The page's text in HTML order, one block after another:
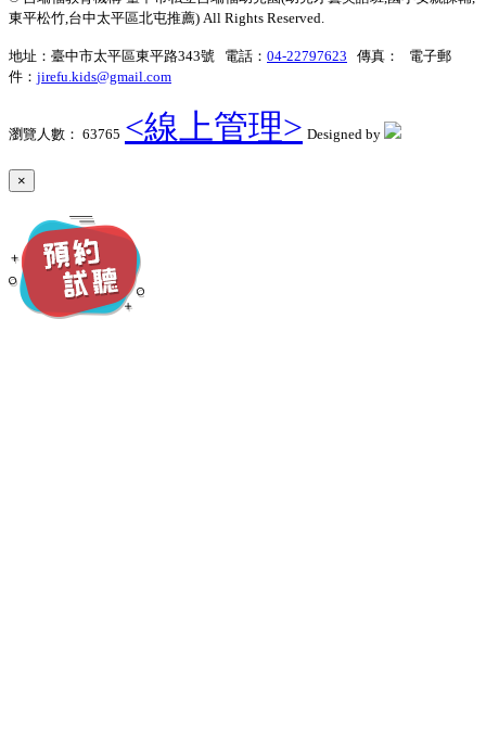
東平松竹,台中太平區北屯推薦) All Rights Reserved.
地址：臺中市太平區東平路343號 電話： 04-22797623 傳真： 電子郵
件： jirefu.kids@gmail.com
瀏覽人數： 63765 <線上管理> Designed by
×